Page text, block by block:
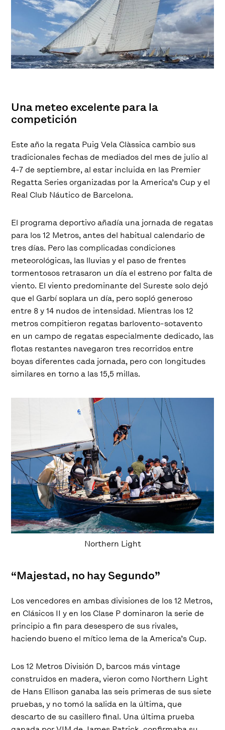
Una meteo excelente para la
competición
Este año la regata Puig Vela Clàssica cambio sus
tradicionales fechas de mediados del mes de julio al
4-7 de septiembre, al estar incluida en las Premier
Regatta Series organizadas por la America’s Cup y el
Real Club Náutico de Barcelona.
El programa deportivo añadía una jornada de regatas
para los 12 Metros, antes del habitual calendario de
tres días. Pero las complicadas condiciones
meteorológicas, las lluvias y el paso de frentes
tormentosos retrasaron un día el estreno por falta de
viento. El viento predominante del Sureste solo dejó
que el Garbí soplara un día, pero sopló generoso
entre 8 y 14 nudos de intensidad. Mientras los 12
metros compitieron regatas barlovento-sotavento
en un campo de regatas especialmente dedicado, las
flotas restantes navegaron tres recorridos entre
boyas diferentes cada jornada, pero con longitudes
similares en torno a las 15,5 millas.
Northern Light
“Majestad, no hay Segundo”
Los vencedores en ambas divisiones de los 12 Metros,
en Clásicos II y en los Clase P dominaron la serie de
principio a fin para desespero de sus rivales,
haciendo bueno el mítico lema de la America’s Cup.
Los 12 Metros División D, barcos más vintage
construidos en madera, vieron como Northern Light
de Hans Ellison ganaba las seis primeras de sus siete
pruebas, y no tomó la salida en la última, que
descarto de su casillero final. Una última prueba